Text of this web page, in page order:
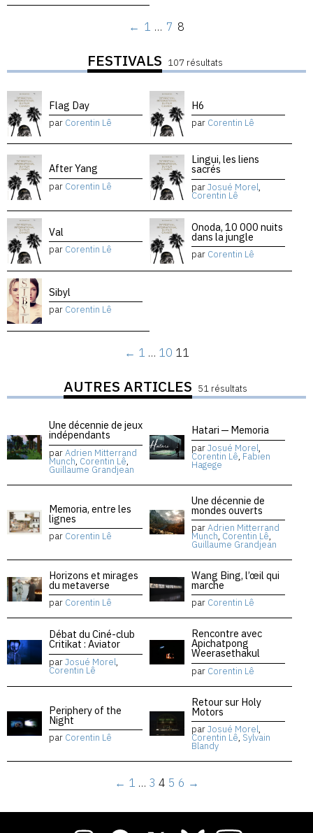
← 1 … 7 8
FESTIVALS 107 résultats
Flag Day
par Corentin Lê
H6
par Corentin Lê
After Yang
par Corentin Lê
Lingui, les liens
sacrés
parJosué Morel,
Corentin Lê
Val
par Corentin Lê
Onoda, 10 000 nuits
dans la jungle
par Corentin Lê
Sibyl
par Corentin Lê
← 1 … 10 11
AUTRES ARTICLES 51 résultats
Une décennie de jeux
indépendants
parAdrien Mitterrand
Munch, Corentin Lê,
Guillaume Grandjean
Hatari — Memoria
parJosué Morel,
Corentin Lê, Fabien
Hagege
Memoria, entre les
lignes
par Corentin Lê
Une décennie de
mondes ouverts
parAdrien Mitterrand
Munch, Corentin Lê,
Guillaume Grandjean
Horizons et mirages
du metaverse
par Corentin Lê
Wang Bing, l’œil qui
marche
par Corentin Lê
Débat du Ciné-club
Critikat : Aviator
parJosué Morel,
Corentin Lê
Rencontre avec
Apichatpong
Weerasethakul
par Corentin Lê
Periphery of the
Night
par Corentin Lê
Retour sur Holy
Motors
parJosué Morel,
Corentin Lê, Sylvain
Blandy
← 1 … 3 4 5 6 →